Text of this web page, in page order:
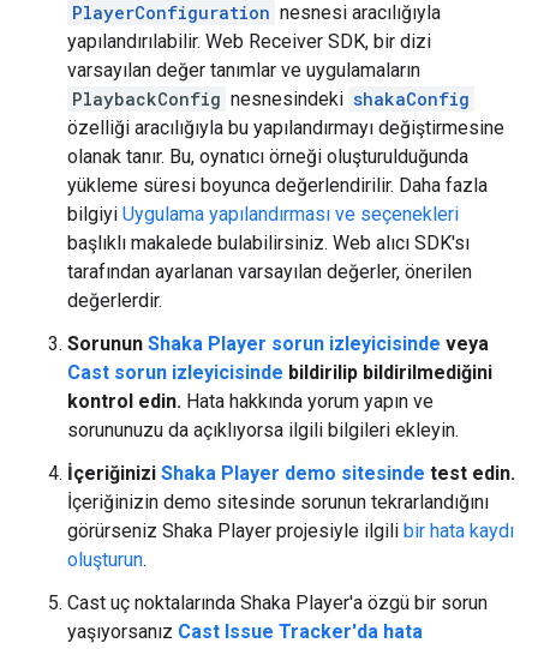
PlayerConfiguration nesnesi aracılığıyla
yapılandırılabilir. Web Receiver SDK, bir dizi
varsayılan değer tanımlar ve uygulamaların
PlaybackConfig nesnesindeki shakaConfig
özelliği aracılığıyla bu yapılandırmayı değiştirmesine
olanak tanır. Bu, oynatıcı örneği oluşturulduğunda
yükleme süresi boyunca değerlendirilir. Daha fazla
bilgiyi Uygulama yapılandırması ve seçenekleri
başlıklı makalede bulabilirsiniz. Web alıcı SDK'sı
tarafından ayarlanan varsayılan değerler, önerilen
değerlerdir.
Sorunun Shaka Player sorun izleyicisinde veya
Cast sorun izleyicisinde bildirilip bildirilmediğini
kontrol edin. Hata hakkında yorum yapın ve
sorununuzu da açıklıyorsa ilgili bilgileri ekleyin.
İçeriğinizi Shaka Player demo sitesinde test edin.
İçeriğinizin demo sitesinde sorunun tekrarlandığını
görürseniz Shaka Player projesiyle ilgili bir hata kaydı
oluşturun.
Cast uç noktalarında Shaka Player'a özgü bir sorun
yaşıyorsanız Cast Issue Tracker'da hata